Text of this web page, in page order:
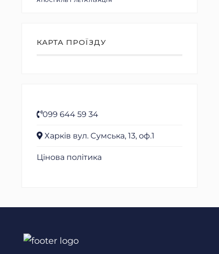
КАРТА ПРОЇЗДУ
099 644 59 34
Харків вул. Сумська, 13, оф.1
Цінова політика